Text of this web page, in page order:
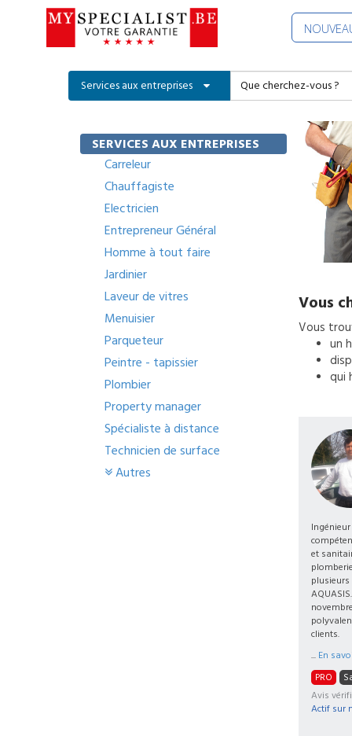
Services aux entreprises
SERVICES AUX ENTREPRISES
Carreleur
Chauffagiste
Electricien
Entrepreneur Général
Homme à tout faire
Jardinier
Laveur de vitres
Menuisier
Parqueteur
Peintre - tapissier
Plombier
Property manager
Spécialiste à distance
Technicien de surface
Autres
Vous
Vous
un
qui
et
clients.
... En
PRO
Avis
Actif sur